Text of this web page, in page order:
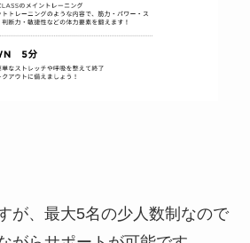
が、最大5名の少人数制なので